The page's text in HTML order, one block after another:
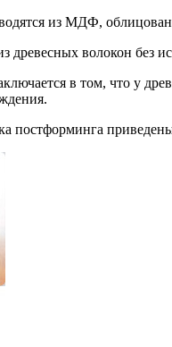
из МДФ,
волокон без
в том, что у
постформинга